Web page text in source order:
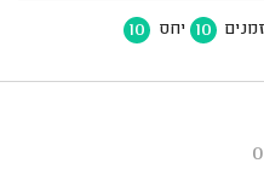
זמנים 10 יחס 10